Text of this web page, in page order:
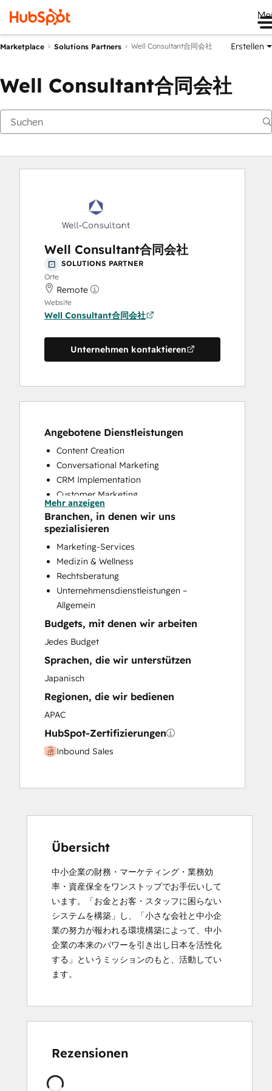
Marketplace Solutions Partners Well Consultant合同会社 Erstellen
Well Consultant合同会社
Well Consultant合同会社
SOLUTIONS PARTNER
Orte
Remote
Website
Well Consultant合同会社
Unternehmen kontaktieren
Angebotene Dienstleistungen
Content Creation
Conversational Marketing
CRM Implementation
Customer Marketing
Customer Survey and Analysis
Email Marketing
Paid Advertising
Programmable Automation
Mehr anzeigen
Branchen, in denen wir uns
spezialisieren
Marketing-Services
Medizin & Wellness
Rechtsberatung
Unternehmensdienstleistungen –
Allgemein
Budgets, mit denen wir arbeiten
Jedes Budget
Sprachen, die wir unterstützen
Japanisch
Regionen, die wir bedienen
APAC
HubSpot-Zertifizierungen
Inbound Sales
Übersicht
中小企業の財務・マーケティング・業務効
率・資産保全をワンストップでお手伝いして
います。「お金とお客・スタッフに困らない
システムを構築」し、「小さな会社と中小企
業の努力が報われる環境構築によって、中小
企業の本来のパワーを引き出し日本を活性化
する」というミッションのもと、活動してい
ます。
Rezensionen
Wird